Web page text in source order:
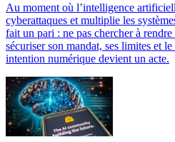
Au moment où l’intelligence
cyberattaques et multiplie les
fait un pari : ne pas chercher à
sécuriser son mandat, ses limites et
intention numérique devient un acte.